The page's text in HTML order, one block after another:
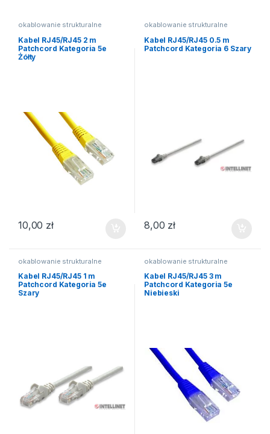
okablowanie strukturalne
Kabel RJ45/RJ45 2 m
Patchcord Kategoria 5e
Żółty
10,00 zł
okablowanie strukturalne
Kabel RJ45/RJ45 0.5 m
Patchcord Kategoria 6 Szary
8,00 zł
okablowanie strukturalne
Kabel RJ45/RJ45 1 m
Patchcord Kategoria 5e
Szary
okablowanie strukturalne
Kabel RJ45/RJ45 3 m
Patchcord Kategoria 5e
Niebieski